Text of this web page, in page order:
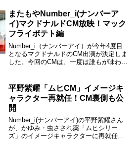
またもやNumber_i(ナンバーア
イ)マクドナルドCM放映！マック
フライポテト編
Number_i（ナンバーアイ）が今年4度目
となるマクドナルドのCM出演が決定しま
した。今回のCMは、一度は誰もが味わっ
ンをテーマにしています。TVCMは8月16
日から...
平野紫耀「ムヒCM」イメージキ
ャラクター再就任！CM裏側も公
開
Number_i(ナンバーアイ)の平野紫耀さん
が、かゆみ・虫さされ薬「ムヒシリー
ズ」のイメージキャラクターに再就任さ